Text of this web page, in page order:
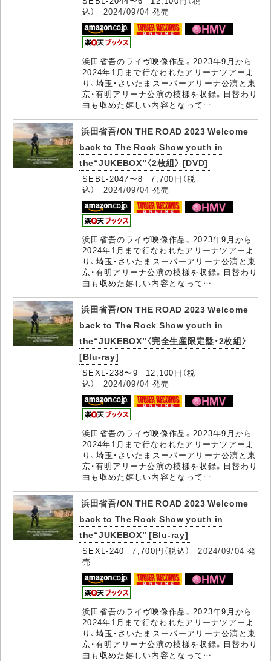
込） 2024/09/04 発売
浜田省吾のライヴ映像作品。2023年9月から
2024年1月まで行なわれたアリーナツアーよ
り、埼玉・さいたまスーパーアリーナ公演と東
京・有明アリーナ公演の模様を収録。日替わり
曲も収めた嬉しい内容となって…
浜田省吾/ON THE ROAD 2023 Welcome
back to The Rock Show youth in
the“JUKEBOX”〈2枚組〉 [DVD]
SEBL-2047〜8 7,700円（税
込） 2024/09/04 発売
浜田省吾のライヴ映像作品。2023年9月から
2024年1月まで行なわれたアリーナツアーよ
り、埼玉・さいたまスーパーアリーナ公演と東
京・有明アリーナ公演の模様を収録。日替わり
曲も収めた嬉しい内容となって…
浜田省吾/ON THE ROAD 2023 Welcome
back to The Rock Show youth in
the“JUKEBOX”〈完全生産限定盤・2枚組〉
[Blu-ray]
SEXL-238〜9 12,100円（税
込） 2024/09/04 発売
浜田省吾のライヴ映像作品。2023年9月から
2024年1月まで行なわれたアリーナツアーよ
り、埼玉・さいたまスーパーアリーナ公演と東
京・有明アリーナ公演の模様を収録。日替わり
曲も収めた嬉しい内容となって…
浜田省吾/ON THE ROAD 2023 Welcome
back to The Rock Show youth in
the“JUKEBOX” [Blu-ray]
SEXL-240 7,700円（税込） 2024/09/04 発
売
浜田省吾のライヴ映像作品。2023年9月から
2024年1月まで行なわれたアリーナツアーよ
り、埼玉・さいたまスーパーアリーナ公演と東
京・有明アリーナ公演の模様を収録。日替わり
曲も収めた嬉しい内容となって…